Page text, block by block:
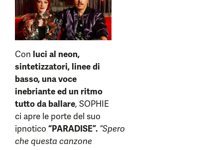
Con luci al neon,
sintetizzatori, linee di
basso, una voce
inebriante ed un ritmo
tutto da ballare, SOPHIE
ci apre le porte del suo
ipnotico “PARADISE”. “Spero
che questa canzone